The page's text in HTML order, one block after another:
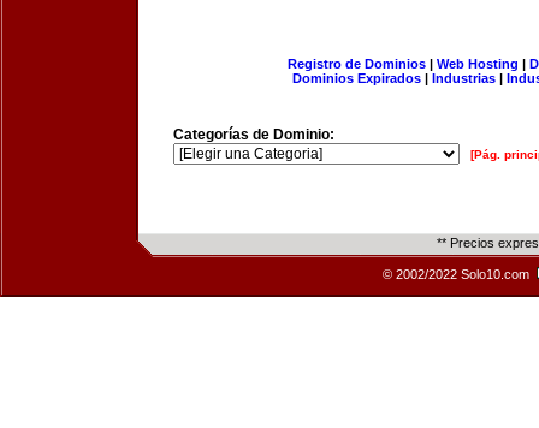
Registro de Dominios| Web Hosting |
Dominios Expirados | Industrias |
Categorías de Dominio:
[Pág.
** Precios
© 2002/2022 Solo10.com